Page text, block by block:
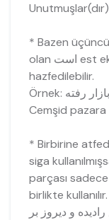
Unutmuşlar(dır)
* Bazen
olan است est eki (bizdeki -dır/dir eki gibi)
hazfedilebilir.
Örnek: جمشيد به بازار رفته (Cemşîd be bâzâr refte-
Cemşid
* Birbirine
siga
parçası
birlikte kullanılır.
و ديروز بر